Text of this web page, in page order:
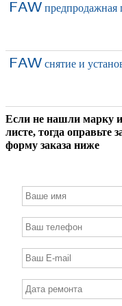
FAW предпродажная
FAW снятие и
Если не нашли марку
листе, тогда оправьте
форму заказа ниже